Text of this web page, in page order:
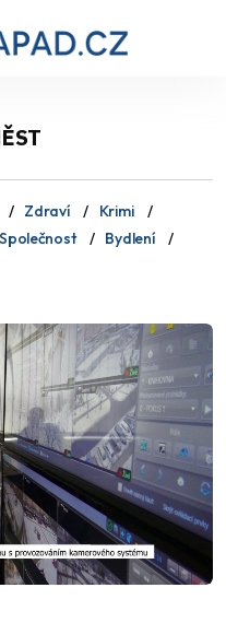
Zdraví
Krimi
Společnost
Bydlení